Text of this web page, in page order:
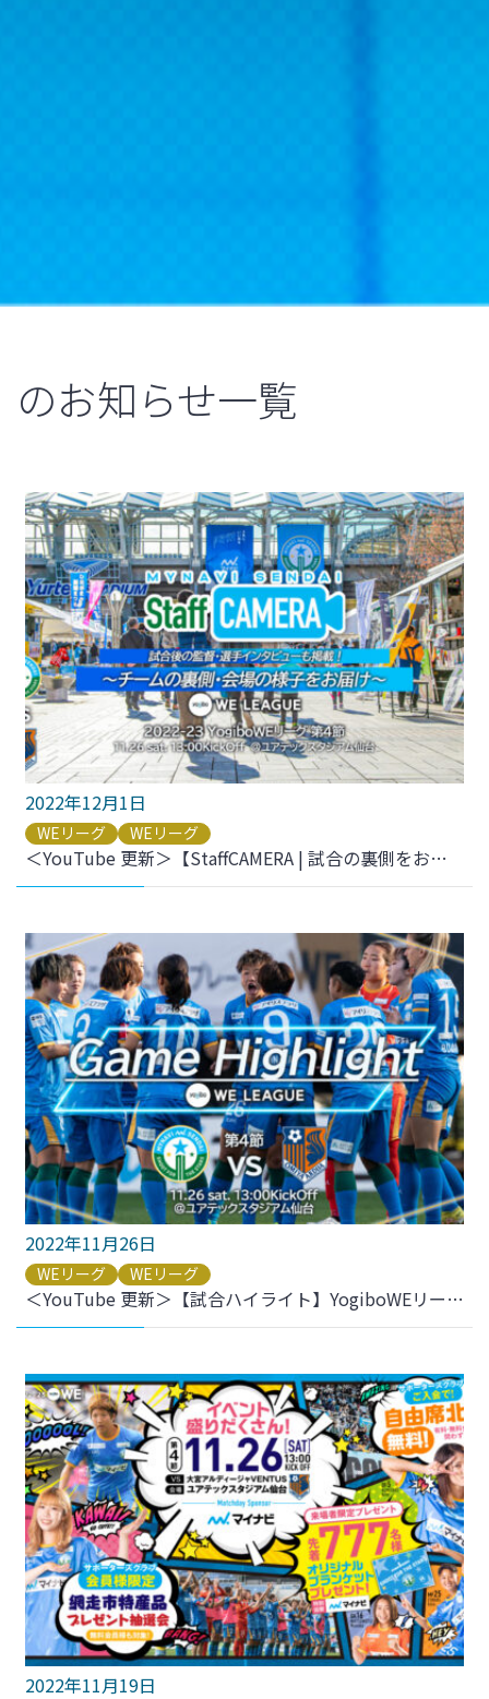
のお知らせ一覧
2022年12月1日
WEリーグ WEリーグ
＜YouTube 更新＞【StaffCAMERA | 試合の裏側をお届け】2022-23 YogiboWEリーグ 第4節 vs.大宮アルディージャVENTUS をアップしました
2022年11月26日
WEリーグ WEリーグ
＜YouTube 更新＞【試合ハイライト】YogiboWEリーグ 第4節 vs.大宮アルディージャVENTUS をアップしました
2022年11月19日